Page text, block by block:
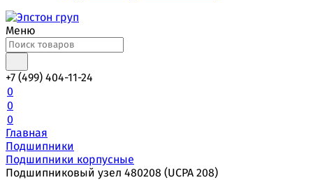
Меню
+7 (499) 404-11-24
0
0
0
Главная
Подшипники
Подшипники корпусные
Подшипниковый узел 480208 (UCPA 208)